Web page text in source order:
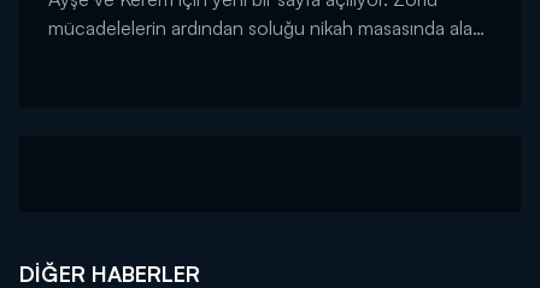
mücadelelerin ardından soluğu nikah masasında alan
DIĞER HABERLER